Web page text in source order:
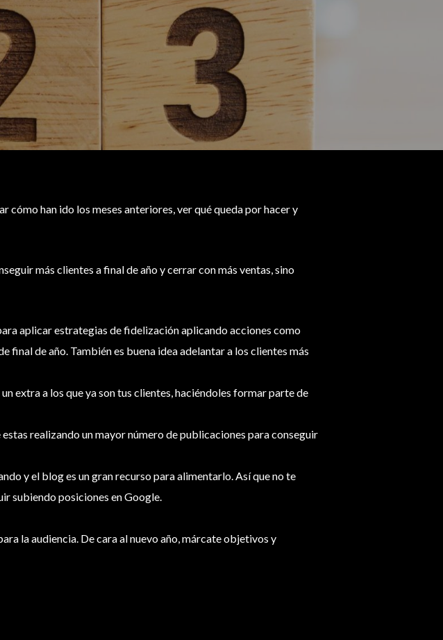
han ido los meses anteriores, ver qué queda por hacer y
más clientes a final de año y cerrar con más ventas, sino
aplicar estrategias de fidelización aplicando acciones como
de año. También es buena idea adelantar a los clientes más
extra a los que ya son tus clientes, haciéndoles formar parte de
realizando un mayor número de publicaciones para conseguir
y el blog es un gran recurso para alimentarlo. Así que no te
subiendo posiciones en Google.
la audiencia. De cara al nuevo año, márcate objetivos y